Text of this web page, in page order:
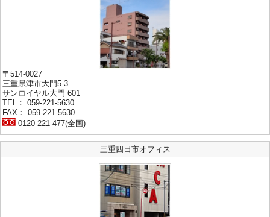
〒514-0027
三重県津市大門5-3
サンロイヤル大門 601
TEL： 059-221-5630
FAX： 059-221-5630
0120-221-477(全国)
三重四日市オフィス